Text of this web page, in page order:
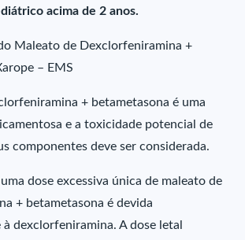
acima de 2 anos.
Maleato de Dexclorfeniramina +
– EMS
+ betametasona é uma
e a toxicidade potencial de
componentes deve ser considerada.
dose excessiva única de maleato de
+ betametasona é devida
dexclorfeniramina. A dose letal